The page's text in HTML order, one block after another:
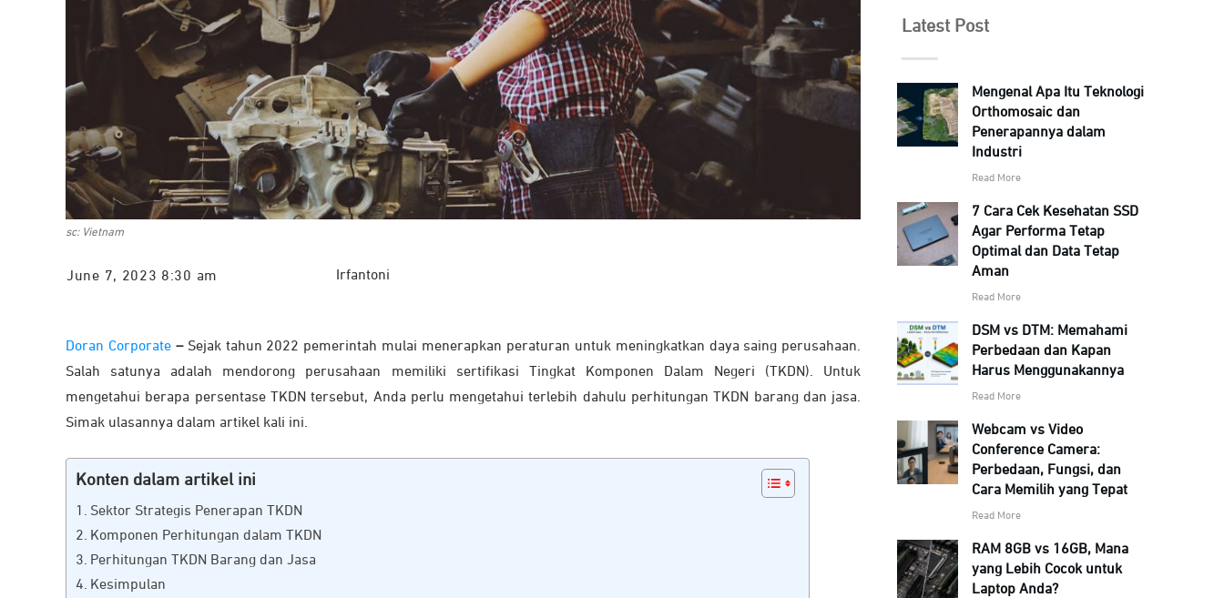
sc: Vietnam
June 7, 2023 8:30 am Irfantoni
Doran Corporate– Sejak tahun 2022 pemerintah mulai menerapkan peraturan untuk meningkatkan daya saing perusahaan.
Salah satunya adalah mendorong perusahaan memiliki sertifikasi Tingkat Komponen Dalam Negeri (TKDN). Untuk
mengetahui berapa persentase TKDN tersebut, Anda perlu mengetahui terlebih dahulu perhitungan TKDN barang dan jasa.
Simak ulasannya dalam artikel kali ini.
Konten dalam artikel ini
Sektor Strategis Penerapan TKDN
Komponen Perhitungan dalam TKDN
Perhitungan TKDN Barang dan Jasa
Kesimpulan
Latest Post
Mengenal Apa Itu Teknologi
Orthomosaic dan
Penerapannya dalam
Industri
Read More
7 Cara Cek Kesehatan SSD
Agar Performa Tetap
Optimal dan Data Tetap
Aman
Read More
DSM vs DTM: Memahami
Perbedaan dan Kapan
Harus Menggunakannya
Read More
Webcam vs Video
Conference Camera:
Perbedaan, Fungsi, dan
Cara Memilih yang Tepat
Read More
RAM 8GB vs 16GB, Mana
yang Lebih Cocok untuk
Laptop Anda?